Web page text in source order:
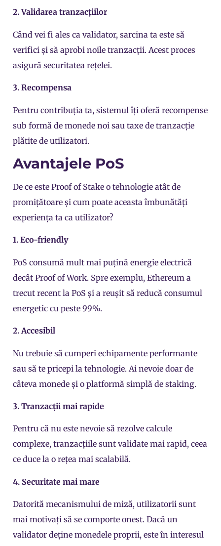
2. Validarea tranzacțiilor
Când vei fi ales ca validator, sarcina ta este să
verifici și să aprobi noile tranzacții. Acest proces
asigură securitatea rețelei.
3. Recompensa
Pentru contribuția ta, sistemul îți oferă recompense
sub formă de monede noi sau taxe de tranzacție
plătite de utilizatori.
Avantajele PoS
De ce este Proof of Stake o tehnologie atât de
promițătoare și cum poate aceasta îmbunătăți
experiența ta ca utilizator?
1. Eco-friendly
PoS consumă mult mai puțină energie electrică
decât Proof of Work. Spre exemplu, Ethereum a
trecut recent la PoS și a reușit să reducă consumul
energetic cu peste 99%.
2. Accesibil
Nu trebuie să cumperi echipamente performante
sau să te pricepi la tehnologie. Ai nevoie doar de
câteva monede și o platformă simplă de staking.
3. Tranzacții mai rapide
Pentru că nu este nevoie să rezolve calcule
complexe, tranzacțiile sunt validate mai rapid, ceea
ce duce la o rețea mai scalabilă.
4. Securitate mai mare
Datorită mecanismului de miză, utilizatorii sunt
mai motivați să se comporte onest. Dacă un
validator deține monedele proprii, este în interesul